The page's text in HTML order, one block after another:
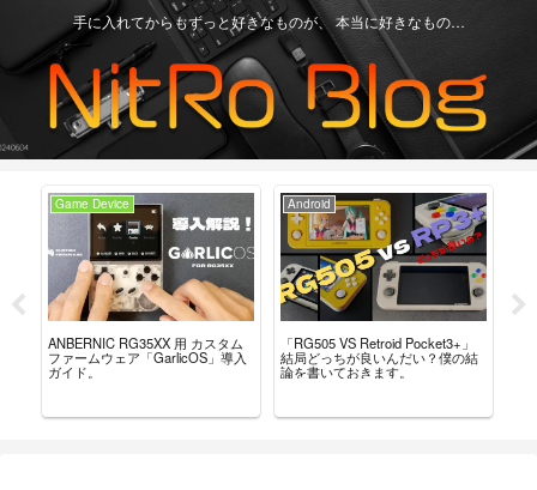
手に入れてからもずっと好きなものが、 本当に好きなもの…
Game Device
ANBERNIC RG35XX 用 カスタム
ファームウェア「GarlicOS」導入
ガイド。
Android
「RG505 VS Retroid Pocket3+」
結局どっちが良いんだい？僕の結
論を書いておきます。